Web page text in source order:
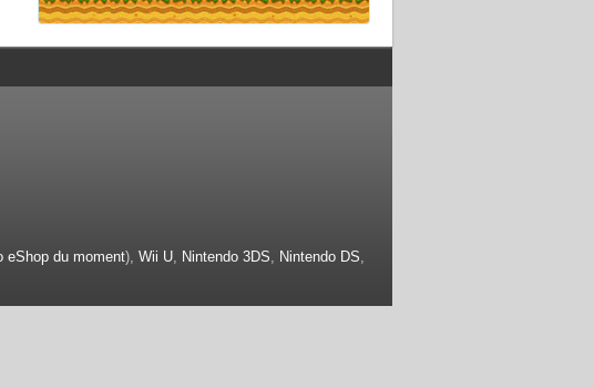
eShop du moment), Wii U, Nintendo 3DS, Nintendo DS,